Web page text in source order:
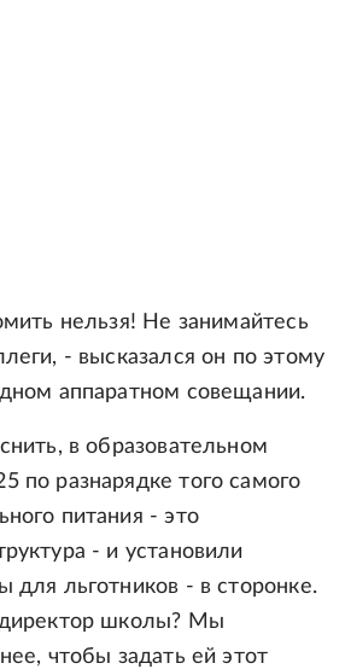
нельзя! Не занимайтесь
- высказался он по этому
аппаратном совещании.
в образовательном
по разнарядке того самого
питания - это
- и установили
для льготников - в сторонке.
школы? Мы
чтобы задать ей этот